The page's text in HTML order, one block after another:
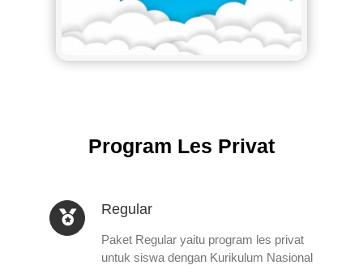
Program Les Privat
Regular
Paket Regular yaitu program les privat
untuk siswa dengan Kurikulum Nasional